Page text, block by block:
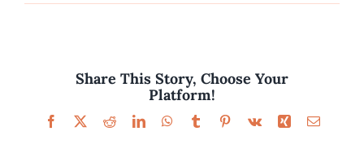
Share This Story, Choose Your
Platform!
Facebook
X RedditLinkedInWhatsApp
TumblrPinterest
Vk Xing Email